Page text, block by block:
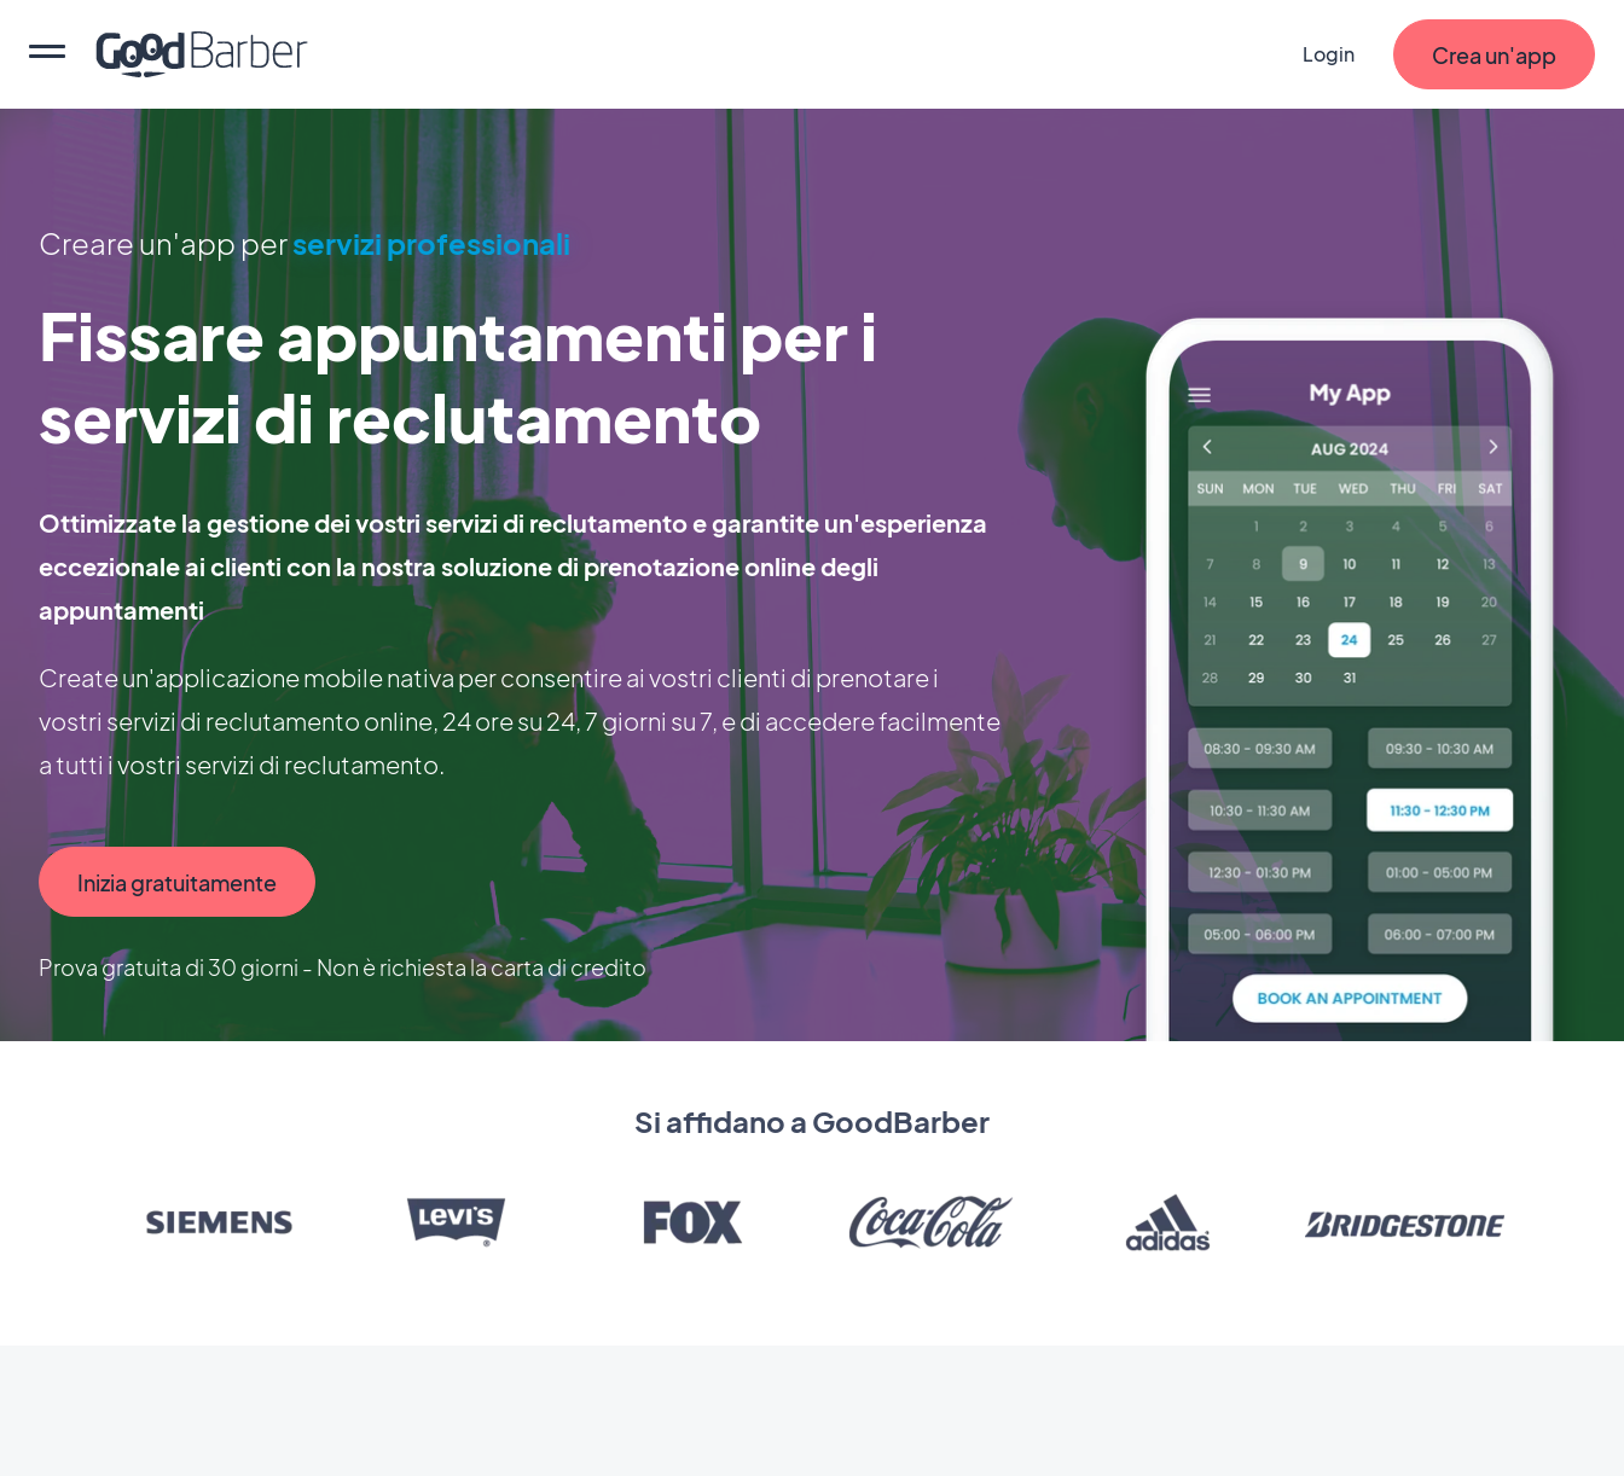
Login Crea un'app
Creare un'app perservizi professionali
Fissare appuntamenti per i
servizi di reclutamento
Ottimizzate la gestione dei vostri servizi di reclutamento e garantite un'esperienza
eccezionale ai clienti con la nostra soluzione di prenotazione online degli
appuntamenti
Create un'applicazione mobile nativa per consentire ai vostri clienti di prenotare i
vostri servizi di reclutamento online, 24 ore su 24, 7 giorni su 7, e di accedere facilmente
a tutti i vostri servizi di reclutamento.
Inizia gratuitamente
Prova gratuita di 30 giorni - Non è richiesta la carta di credito
Si affidano a GoodBarber